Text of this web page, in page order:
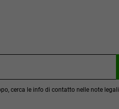
cerca le info di contatto nelle note legali.